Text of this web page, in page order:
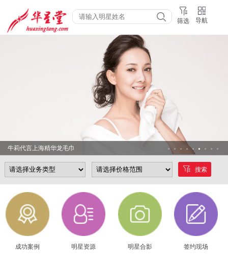
筛选 导航
牛莉代言上海精华龙毛巾
搜索
成功案例 明星资源 明星合影 签约现场